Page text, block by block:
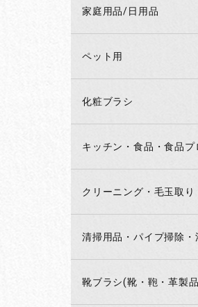
家庭用品/日用品
ペット用
化粧ブラシ
キッチン・食品・食品プ
クリーニング・毛玉取り
清掃用品・パイプ掃除・
靴ブラシ(靴・鞄・革製